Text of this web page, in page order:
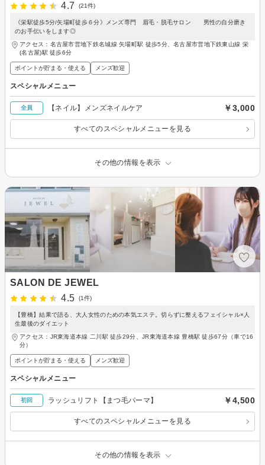
4.7
(21件)
《栄駅徒歩5分/矢場町徒歩６分》メンズ専門 眉毛・脱毛サロン 男性の自分磨き
のお手伝いをします◎
アクセス：名古屋市営地下鉄名城線 矢場町駅 徒歩5分、名古屋市営地下鉄東山線 栄
(名古屋)駅 徒歩6分
ポイントが貯まる・使える メンズ歓迎
スペシャルメニュー
全員 【ネイル】メンズネイルケア ￥3,000
すべてのスペシャルメニューを見る
その他の情報を表示
SALON DE JEWEL
4.5
(1件)
【豊橋】結果で語る、大人女性のための本気エステ。切らずに整えるフェイシャル×人
生最後のダイエット
アクセス：JR東海道本線 二川駅 徒歩29分、JR東海道本線 豊橋駅 徒歩67分（車で16
分）
ポイントが貯まる・使える メンズ歓迎
スペシャルメニュー
初回 ラッシュリフト【まつ毛パーマ】 ￥4,500
すべてのスペシャルメニューを見る
その他の情報を表示